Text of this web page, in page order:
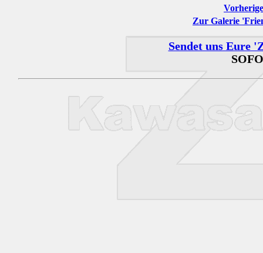
Zur Galerie
Sendet uns Eure